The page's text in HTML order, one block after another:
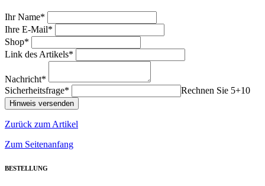
Ihr Name*
Ihre E-Mail*
Shop*
Link des Artikels*
Nachricht*
Sicherheitsfrage*
Rechnen Sie 5+10
Zurück zum Artikel
Zum Seitenanfang
BESTELLUNG